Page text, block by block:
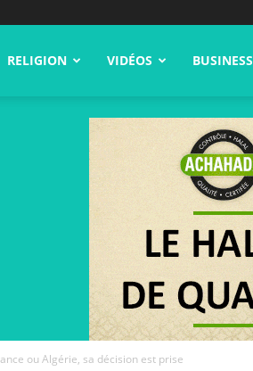
RELIGION VIDÉOS BUSINESS
ou Algérie, sa décision est prise